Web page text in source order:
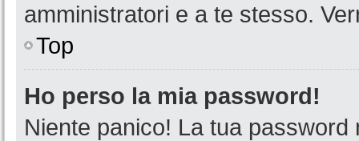
amministratori e a te stesso.
Top
Ho perso la mia password!
Niente panico! La tua